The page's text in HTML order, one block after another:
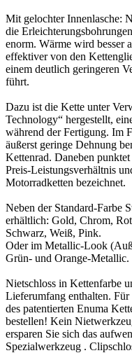
Mit gelochter Innenlasche:
die
enorm. Wärme wird besser
effektiver von den
einem deutlich geringeren
führt.
Dazu ist die Kette unter
Technology“ hergestellt,
während der Fertigung. Im
äußerst geringe Dehnung
Kettenrad. Daneben
Preis-Leistungsverhältnis
Motorradketten bezeichnet.
Neben der Standard-Farbe
erhältlich: Gold, Chrom,
Schwarz, Weiß, Pink.
Oder im Metallic-Look
Grün- und Orange-Metallic.
Nietschloss in Kettenfarbe
Lieferumfang enthalten.
des patentierten Enuma
bestellen! Kein
ersparen Sie sich das
Spezialwerkzeug .